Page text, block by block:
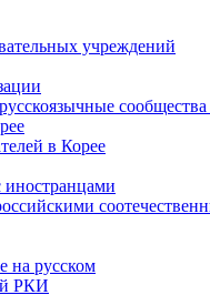
учреждений
в Корее
иностранцами
на русском
РКИ